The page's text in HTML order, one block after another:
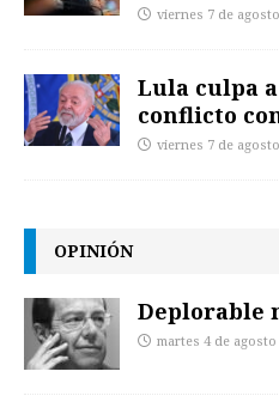
viernes 7 de
Lula culpa
conflicto
viernes 7 de
OPINIÓN
Deplorable
martes 4 de agosto